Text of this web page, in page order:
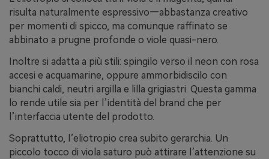
risulta naturalmente espressivo—abbastanza creativo
per momenti di spicco, ma comunque raffinato se
abbinato a prugne profonde o viole quasi-nero.
Inoltre si adatta a più stili: spingilo verso il neon con rosa
accesi e acquamarine, oppure ammorbidiscilo con
bianchi caldi, neutri argilla e lilla grigiastri. Questa gamma
lo rende utile sia per l’identità del brand che per
l’interfaccia utente del prodotto.
Soprattutto, l’eliotropio crea subito gerarchia. Un
piccolo tocco di viola saturo può attirare l’attenzione su